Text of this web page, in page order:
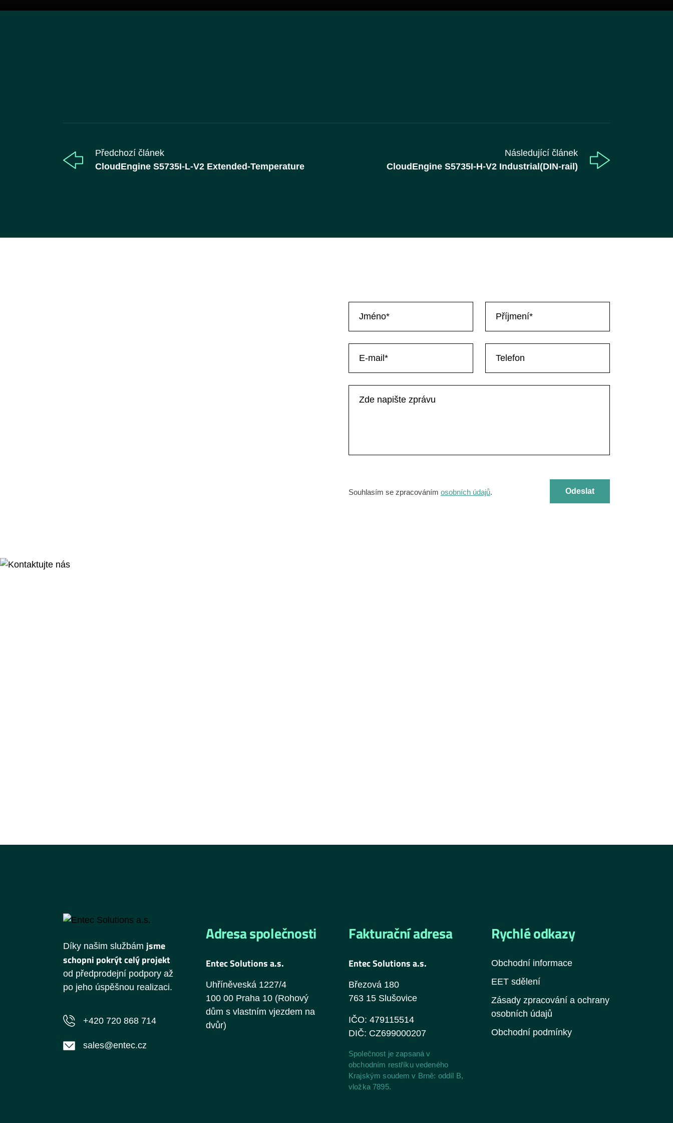
Home / —— CloudEngine S5735I-H-V2 Industrial(Rack)
Předchozí článek
CloudEngine S5735I-L-V2 Extended-Temperature
Následující článek
CloudEngine S5735I-H-V2 Industrial(DIN-rail)
Souhlasím se zpracováním osobních údajů.
Díky našim službám jsme
schopni pokrýt celý projekt
od předprodejní podpory až
po jeho úspěšnou realizaci.
+420 720 868 714
sales@entec.cz
Adresa společnosti
Entec Solutions a.s.
Uhříněveská 1227/4
100 00 Praha 10 (Rohový
dům s vlastním vjezdem na
dvůr)
Fakturační adresa
Entec Solutions a.s.
Březová 180
763 15 Slušovice
IČO: 479115514
DIČ: CZ699000207
Společnost je zapsaná v
obchodním restříku vedeného
Krajským soudem v Brně: oddíl B,
vložka 7895.
Rychlé odkazy
Obchodní informace
EET sdělení
Zásady zpracování a ochrany
osobních údajů
Obchodní podmínky